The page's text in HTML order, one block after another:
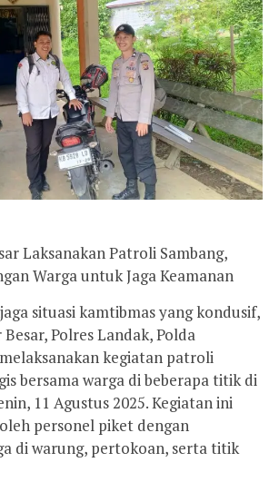
Laksanakan Patroli Sambang,
Warga untuk Jaga Keamanan
situasi kamtibmas yang kondusif,
Polres Landak, Polda
kegiatan patroli
bersama warga di beberapa titik di
11 Agustus 2025. Kegiatan ini
personel piket dengan
di warung, pertokoan, serta titik